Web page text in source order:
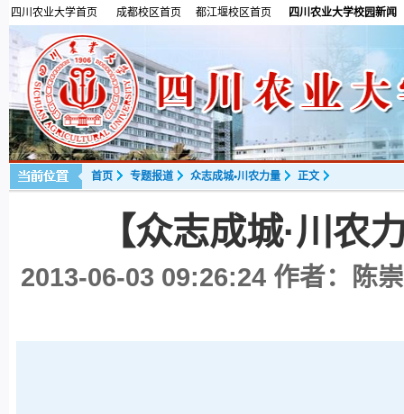
四川农业大学首页 成都校区首页 都江堰校区首页 四川农业大学校园新闻
首页 专题报道 众志成城•川农力量 正文
【众志成城·川农
2013-06-03 09:26:24 作者：陈